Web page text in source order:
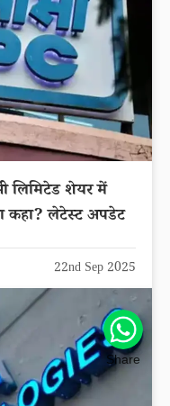
लिमिटेड शेयर में
कहा? लेटेस्ट अपडेट
22nd Sep 2025
Share